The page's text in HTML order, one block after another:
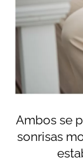
Ambos se
sonrisas